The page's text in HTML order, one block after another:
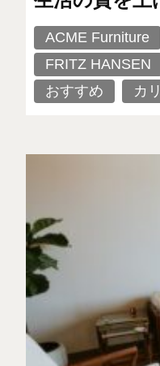
ACME Furniture
FRITZ HANSEN
おすすめ
カ